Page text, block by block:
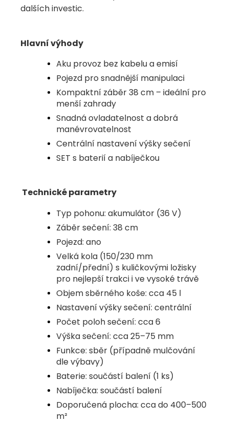
dalších investic.
Hlavní výhody
Aku provoz bez kabelu a emisí
Pojezd pro snadnější manipulaci
Kompaktní záběr 38 cm – ideální pro
menší zahrady
Snadná ovladatelnost a dobrá
manévrovatelnost
Centrální nastavení výšky sečení
SET s baterií a nabíječkou
Technické parametry
Typ pohonu: akumulátor (36 V)
Záběr sečení: 38 cm
Pojezd: ano
Velká kola (150/230 mm
zadní/přední) s kuličkovými ložisky
pro nejlepší trakci i ve vysoké trávě
Objem sběrného koše: cca 45 l
Nastavení výšky sečení: centrální
Počet poloh sečení: cca 6
Výška sečení: cca 25–75 mm
Funkce: sběr (případně mulčování
dle výbavy)
Baterie: součástí balení (1 ks)
Nabíječka: součástí balení
Doporučená plocha: cca do 400–500
m²